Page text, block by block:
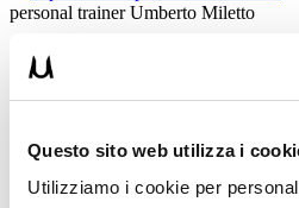
Questo sito web utilizza i
Utilizziamo i cookie per
personal trainer Umberto Miletto
Avvertenze: le informazioni
sostituirsi in nessun modo a parere
L’autore declina ogni responsabilità
il trx, e con altri attrezzi può causare
di prestare la massima attenzione e di
metodologie adatte al proprio livello